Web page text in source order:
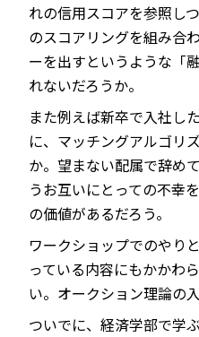
れの信用スコアを参照し
のスコアリングを組み合
ーを出すというような「
れないだろうか。
また例えば新卒で入社し
に、マッチングアルゴリ
か。望まない配属で辞め
うお互いにとっての不幸
の価値があるだろう。
ワークショップでのやり
っている内容にもかかわ
い。オークション理論の
ついでに、経済学部で学